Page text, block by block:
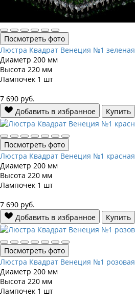
Посмотреть фото
Люстра Квадрат Венеция №1 зеленая
Диаметр 200 мм
Высота 220 мм
Лампочек 1 шт
7 690 руб.
Добавить в избранное
Купить
Посмотреть фото
Люстра Квадрат Венеция №1 красная
Диаметр 200 мм
Высота 220 мм
Лампочек 1 шт
7 690 руб.
Добавить в избранное
Купить
Посмотреть фото
Люстра Квадрат Венеция №1 розовая
Диаметр 200 мм
Высота 220 мм
Лампочек 1 шт